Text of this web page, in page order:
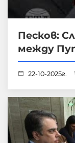
Песков:
между
22-10-2025г.